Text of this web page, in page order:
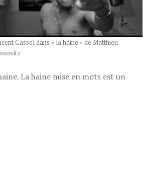
Cassel dans « la haine » de Matthieu
La haine mise en mots est un